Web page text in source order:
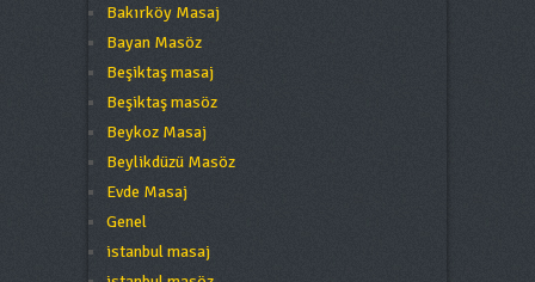
Bakırköy Masaj
Bayan Masöz
Beşiktaş masaj
Beşiktaş masöz
Beykoz Masaj
Beylikdüzü Masöz
Evde Masaj
Genel
istanbul masaj